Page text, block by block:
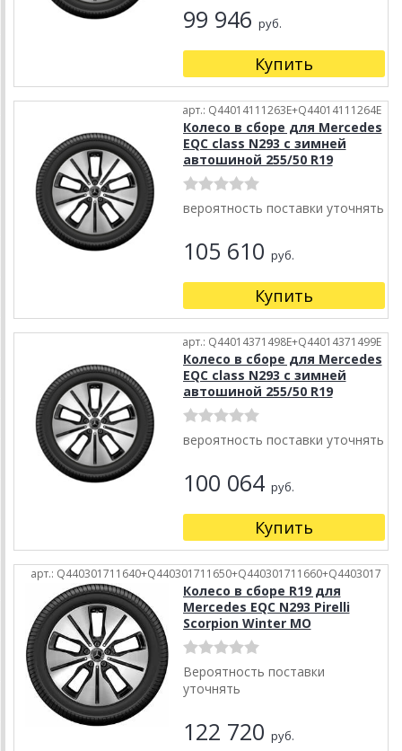
99 946 руб.
Купить
арт.: Q44014111263E+Q44014111264E
Колесо в сборе для Mercedes
EQC class N293 с зимней
автошиной 255/50 R19
вероятность поставки уточнять
105 610 руб.
Купить
арт.: Q44014371498E+Q44014371499E
Колесо в сборе для Mercedes
EQC class N293 с зимней
автошиной 255/50 R19
вероятность поставки уточнять
100 064 руб.
Купить
арт.: Q440301711640+Q440301711650+Q440301711660+Q4403017
Колесо в сборе R19 для
Mercedes EQC N293 Pirelli
Scorpion Winter MO
Вероятность поставки
уточнять
122 720 руб.